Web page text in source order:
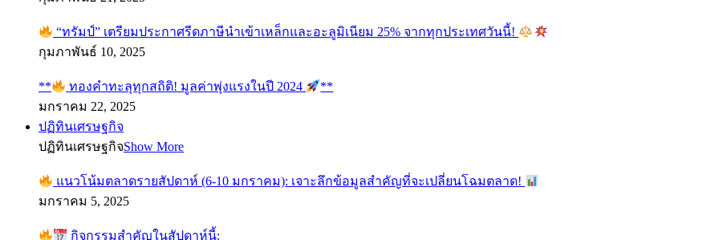
“ทรัมป์” เตรียมประกาศรีดภาษีนำเข้าเหล็กและอะลูมิเนียม 25% จากทุกประเทศวันนี้!
กุมภาพันธ์ 10, 2025
** ทองคำทะลุทุกสถิติ! มูลค่าพุ่งแรงในปี 2024
**
มกราคม 22, 2025
ปฏิทินเศรษฐกิจ
ปฏิทินเศรษฐกิจShow More
แนวโน้มตลาดรายสัปดาห์ (6-10 มกราคม): เจาะลึกข้อมูลสำคัญที่จะเปลี่ยนโฉมตลาด!
มกราคม 5, 2025
กิจกรรมสำคัญในสัปดาห์นี้: